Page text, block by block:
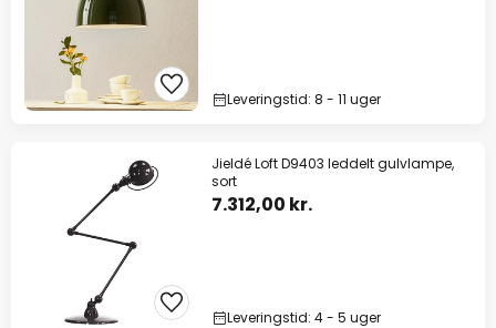
Leveringstid: 8 - 11 uger
Jieldé Loft D9403 leddelt gulvlampe,
sort
7.312,00 kr.
Leveringstid: 4 - 5 uger